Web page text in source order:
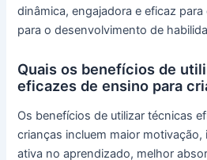
dinâmica, engajadora e eficaz
para o desenvolvimento de
Quais os benefícios de
eficazes de ensino para
Os benefícios de utilizar técnicas
crianças incluem maior
ativa no aprendizado, melhor